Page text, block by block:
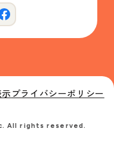
プライバシーポリシー
All rights reserved.